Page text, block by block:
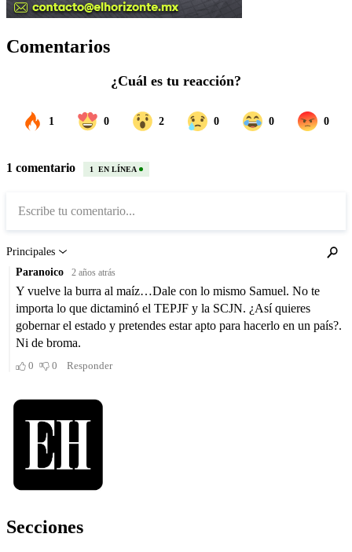
Comentarios
Secciones